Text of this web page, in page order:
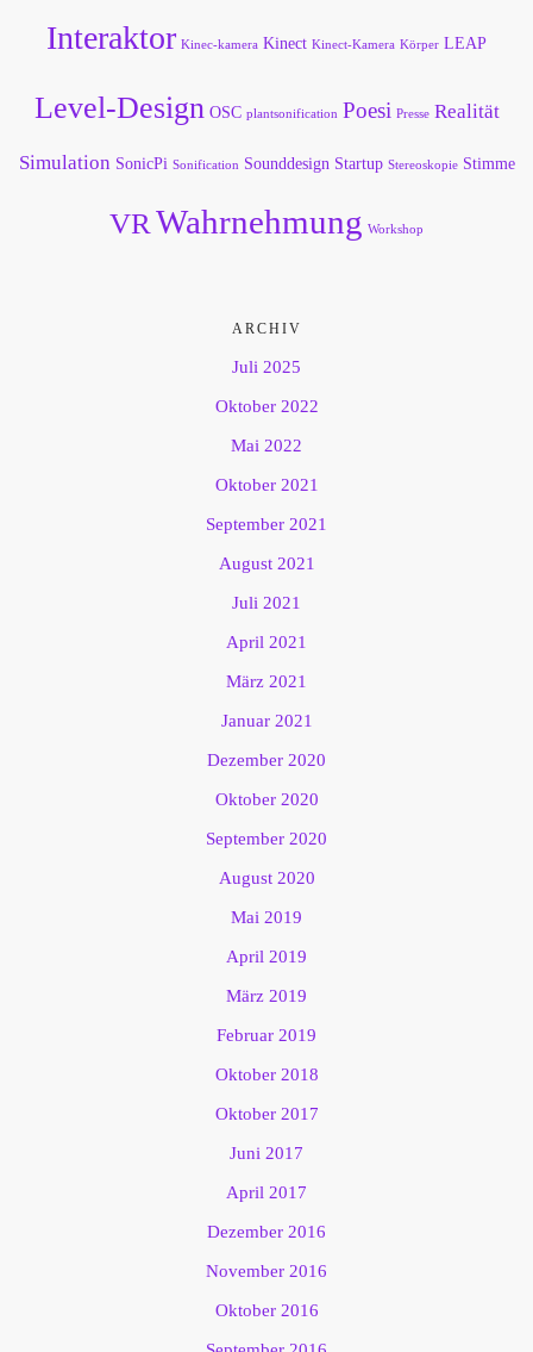
Interaktor Kinec-kamera Kinect Kinect-Kamera Körper LEAP
Level-Design OSC plantsonification Poesi Presse Realität
Simulation SonicPi Sonification Sounddesign Startup Stereoskopie Stimme
VR Wahrnehmung Workshop
ARCHIV
Juli 2025
Oktober 2022
Mai 2022
Oktober 2021
September 2021
August 2021
Juli 2021
April 2021
März 2021
Januar 2021
Dezember 2020
Oktober 2020
September 2020
August 2020
Mai 2019
April 2019
März 2019
Februar 2019
Oktober 2018
Oktober 2017
Juni 2017
April 2017
Dezember 2016
November 2016
Oktober 2016